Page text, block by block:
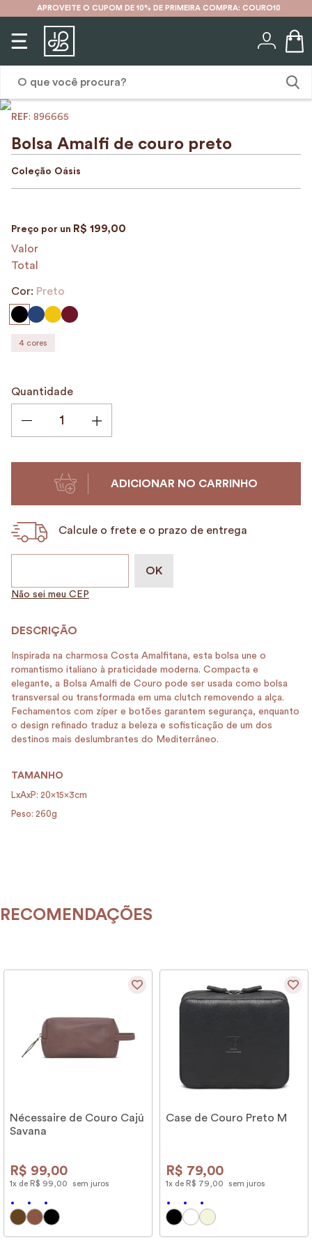
APROVEITE O CUPOM DE 10% DE PRIMEIRA COMPRA: COURO10
: 896665
Bolsa Amalfi de couro preto
Coleção Oásis
Preço por un R$ 199,00
Valor
Total
Cor: Preto
4 cores
Quantidade
ADICIONAR NO CARRINHO
Calcule o frete e o prazo de entrega
Não sei meu CEP
Inspirada na charmosa Costa Amalfitana, esta bolsa une o
romantismo italiano à praticidade moderna. Compacta e
elegante, a Bolsa Amalfi de Couro pode ser usada como bolsa
transversal ou transformada em uma clutch removendo a alça.
Fechamentos com zíper e botões garantem segurança, enquanto
o design refinado traduz a beleza e sofisticação de um dos
destinos mais deslumbrantes do Mediterrâneo.
TAMANHO
LxAxP: 20x15x3cm
Peso: 260g
RECOMENDAÇÕES
Nécessaire de Couro Cajú
Savana
R$ 99,00
1x de R$ 99 00 sem juros
Case de Couro Preto M
R$ 79,00
1x de R$ 79 00 sem juros
1º
karina
5º
bolsa
8º
carteira